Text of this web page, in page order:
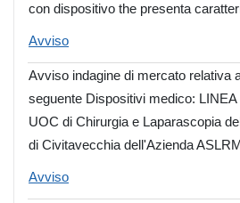
con dispositivo the presenta
Avviso
Avviso indagine di mercato relativa
seguente Dispositivi medico:
UOC di Chirurgia e Laparascopia
di Civitavecchia dell'Azienda
Avviso